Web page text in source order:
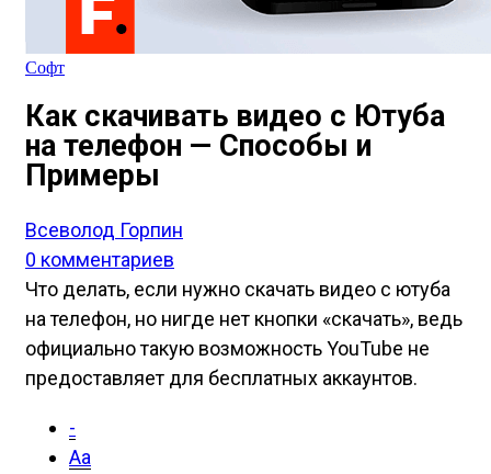
Софт
Как скачивать видео с Ютуба
на телефон — Способы и
Примеры
Всеволод Горпин
0 комментариев
Что делать, если нужно скачать видео с ютуба
на телефон, но нигде нет кнопки «скачать», ведь
официально такую возможность YouTube не
предоставляет для бесплатных аккаунтов.
-
Aa